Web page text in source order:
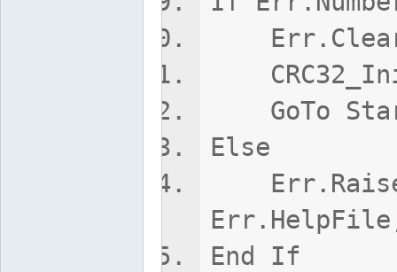
GoTo
Else
Err.Raise
End If